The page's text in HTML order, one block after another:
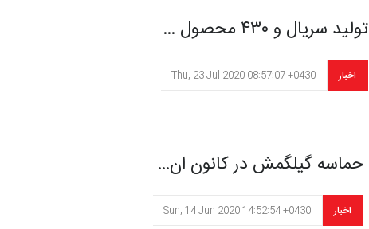
تولید سریال و ۴۳۰ محصول …
اخبار Thu, 23 Jul 2020 08:57:07 +0430
حماسه گیلگمش در کانون ان…
اخبار Sun, 14 Jun 2020 14:52:54 +0430